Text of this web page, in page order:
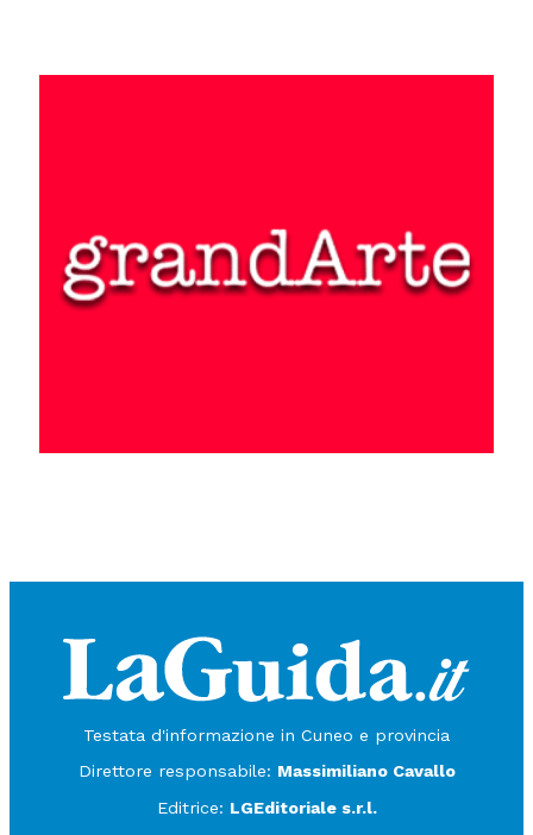
Testata d'informazione in Cuneo e provincia
Direttore responsabile: Massimiliano Cavallo
Editrice: LGEditoriale s.r.l.